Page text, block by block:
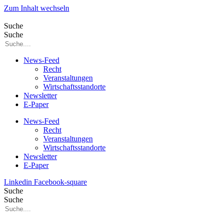
Zum Inhalt wechseln
Suche
Suche
News-Feed
Recht
Veranstaltungen
Wirtschaftsstandorte
Newsletter
E-Paper
News-Feed
Recht
Veranstaltungen
Wirtschaftsstandorte
Newsletter
E-Paper
Linkedin Facebook-square
Suche
Suche